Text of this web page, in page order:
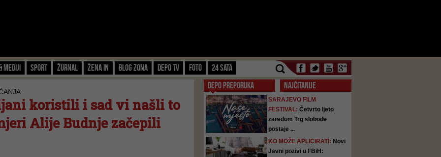
Mediji Sport Žurnal Žena IN Blog zona Depo TV FOTO 24 SATA
koristili i sad vi našli to
Alije Budnje začepili
DEPO PREPORUKA NAJČITANIJE
SARAJEVO FILM
FESTIVAL: Četvrto ljeto
zaredom Trg slobode
postaje ...
KO MOŽE APLICIRATI: Novi
Javni pozivi u FBiH: